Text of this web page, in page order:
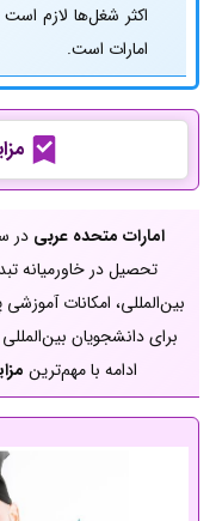
اکثر شغل‌ها لازم
امارات است.
امارات متحده عربی در
تحصیل در خاورمیانه
بین‌المللی، امکانات
برای دانشجویان
ادامه با مهم‌ترین